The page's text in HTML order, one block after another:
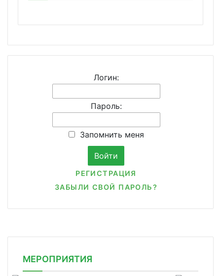
Логин:
Пароль:
Запомнить меня
РЕГИСТРАЦИЯ
ЗАБЫЛИ СВОЙ ПАРОЛЬ?
МЕРОПРИЯТИЯ